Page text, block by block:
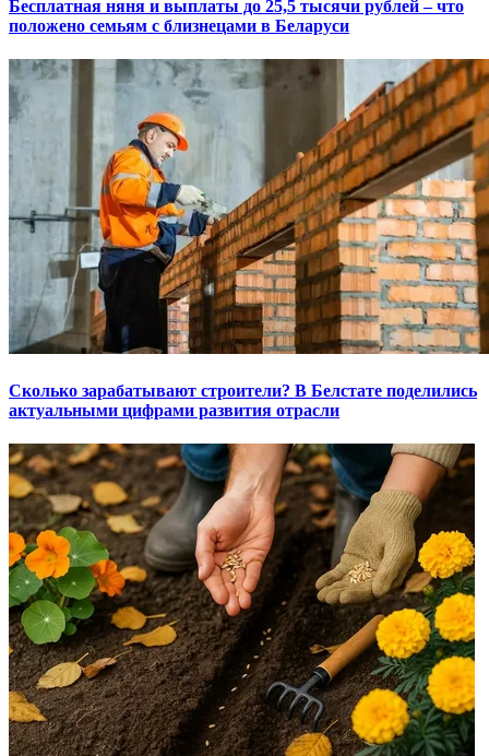
Бесплатная няня и выплаты до 25,5 тысячи рублей – что
положено семьям с близнецами в Беларуси
Сколько зарабатывают строители? В Белстате поделились
актуальными цифрами развития отрасли